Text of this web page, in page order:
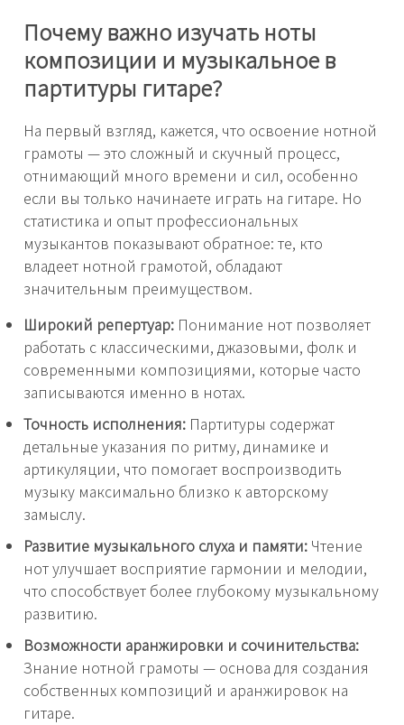
Почему важно изучать ноты
композиции и музыкальное в
партитуры гитаре?
На первый взгляд, кажется, что освоение нотной
грамоты — это сложный и скучный процесс,
отнимающий много времени и сил, особенно
если вы только начинаете играть на гитаре. Но
статистика и опыт профессиональных
музыкантов показывают обратное: те, кто
владеет нотной грамотой, обладают
значительным преимуществом.
Широкий репертуар: Понимание нот позволяет
работать с классическими, джазовыми, фолк и
современными композициями, которые часто
записываются именно в нотах.
Точность исполнения: Партитуры содержат
детальные указания по ритму, динамике и
артикуляции, что помогает воспроизводить
музыку максимально близко к авторскому
замыслу.
Развитие музыкального слуха и памяти: Чтение
нот улучшает восприятие гармонии и мелодии,
что способствует более глубокому музыкальному
развитию.
Возможности аранжировки и сочинительства:
Знание нотной грамоты — основа для создания
собственных композиций и аранжировок на
гитаре.